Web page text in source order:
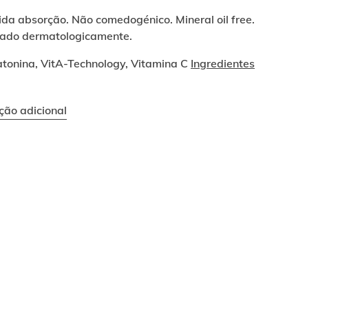
absorção. Não comedogénico. Mineral oil free.
dermatologicamente.
VitA-Technology, Vitamina C Ingredientes
adicional